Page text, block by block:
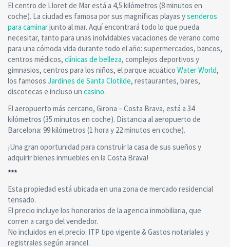
El centro de Lloret de Mar está a 4,5 kilómetros (8 minutos en
coche). La ciudad es famosa por sus magníficas playas ysenderos
para caminarjunto al mar. Aquí encontrará todo lo que pueda
necesitar, tanto para unas inolvidables vacaciones de verano como
para una cómoda vida durante todo el año: supermercados, bancos,
centros médicos, clínicas de belleza, complejos deportivos y
gimnasios, centros para los niños, el parque acuático Water World,
los famosos Jardines de Santa Clotilde, restaurantes, bares,
discotecas e incluso un casino.
El aeropuerto más cercano, Girona – Costa Brava, está a 34
kilómetros (35 minutos en coche). Distancia al aeropuerto de
Barcelona: 99 kilómetros (1 hora y 22 minutos en coche).
¡Una gran oportunidad para construir la casa de sus sueños y
adquirir bienes inmuebles en la Costa Brava!
***
Esta propiedad está ubicada en una zona de mercado residencial
tensado.
El precio incluye los honorarios de la agencia inmobiliaria, que
corren a cargo del vendedor.
No incluidos en el precio: ITP tipo vigente & Gastos notariales y
registrales según arancel.